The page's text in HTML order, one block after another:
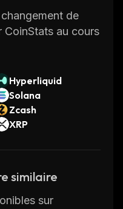
de
CoinStats au cours
Hyperliquid
Solana
Zcash
XRP
similaire
sur